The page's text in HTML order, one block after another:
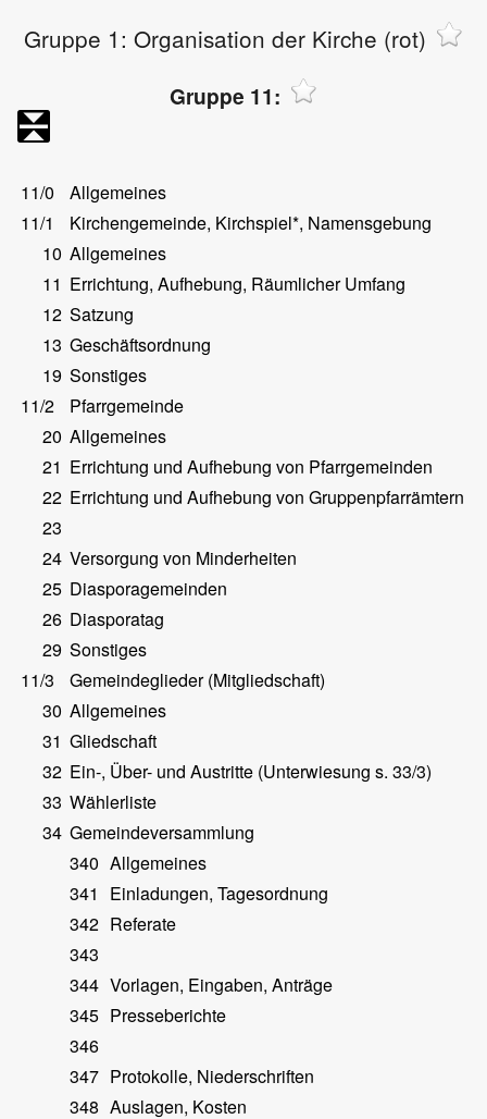
Gruppe 1: Organisation der Kirche (rot)
Gruppe 11:
11/0
Allgemeines
11/1
Kirchengemeinde, Kirchspiel*, Namensgebung
10 Allgemeines
11 Errichtung, Aufhebung, Räumlicher Umfang
12 Satzung
13 Geschäftsordnung
19 Sonstiges
11/2
Pfarrgemeinde
20 Allgemeines
21 Errichtung und Aufhebung von Pfarrgemeinden
22 Errichtung und Aufhebung von Gruppenpfarrämtern
23
24 Versorgung von Minderheiten
25 Diasporagemeinden
26 Diasporatag
29 Sonstiges
11/3
Gemeindeglieder (Mitgliedschaft)
30 Allgemeines
31 Gliedschaft
32 Ein-, Über- und Austritte (Unterwiesung s. 33/3)
33 Wählerliste
34 Gemeindeversammlung
340 Allgemeines
341
Einladungen, Tagesordnung
342 Referate
343
344 Vorlagen, Eingaben, Anträge
345 Presseberichte
346
347 Protokolle, Niederschriften
348 Auslagen, Kosten